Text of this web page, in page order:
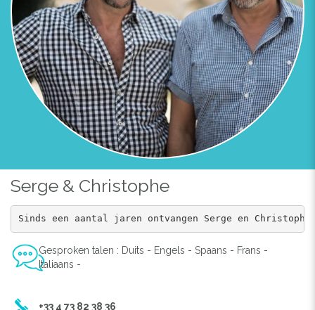
Serge & Christophe
Sinds een aantal jaren ontvangen Serge en
Gesproken talen : Duits - Engels - Spaans - Frans -
Italiaans -
+33 4 73 82 38 36